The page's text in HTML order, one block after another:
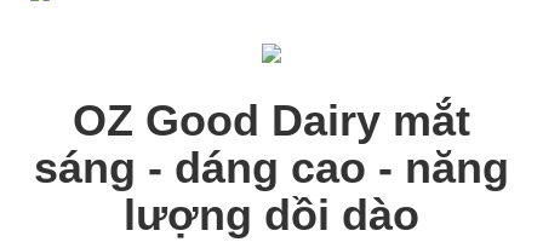
OZ Good Dairy mắt
sáng - dáng cao - năng
lượng dồi dào